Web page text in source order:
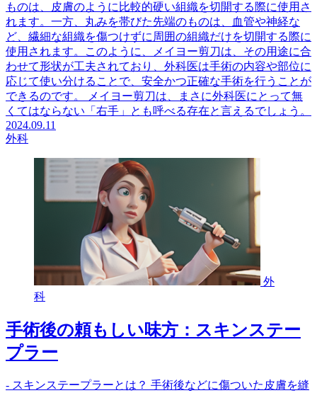
ものは、皮膚のように比較的硬い組織を切開する際に使用さ
れます。一方、丸みを帯びた先端のものは、血管や神経な
ど、繊細な組織を傷つけずに周囲の組織だけを切開する際に
使用されます。このように、メイヨー剪刀は、その用途に合
わせて形状が工夫されており、外科医は手術の内容や部位に
応じて使い分けることで、安全かつ正確な手術を行うことが
できるのです。 メイヨー剪刀は、まさに外科医にとって無
くてはならない「右手」とも呼べる存在と言えるでしょう。
2024.09.11
外科
外
科
手術後の頼もしい味方：スキンステー
プラー
- スキンステープラーとは？ 手術後などに傷ついた皮膚を縫